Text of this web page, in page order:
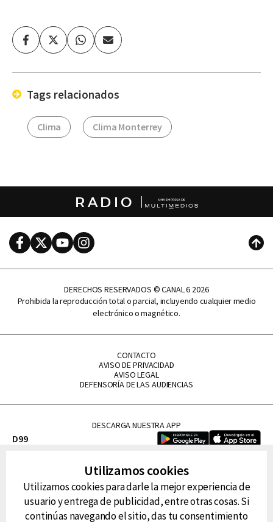
FacebookTwitterWhatsapp
Enviar
por
Tags relacionados
Clima Clima Monterrey
RADIO
FacebookTwitterYoutubeInstagram
DERECHOS RESERVADOS © CANAL 6 2026
Prohibida la reproducción total o parcial, incluyendo cualquier medio
electrónico o magnético.
CONTACTO
AVISO DE PRIVACIDAD
AVISO LEGAL
DEFENSORÍA DE LAS AUDIENCIAS
DESCARGA NUESTRA APP
D99
FM Tu
RG Deportiva
Utilizamos cookies
Utilizamos cookies para darle la mejor experiencia de
usuario y entrega de publicidad, entre otras cosas. Si
continúas navegando el sitio, das tu consentimiento